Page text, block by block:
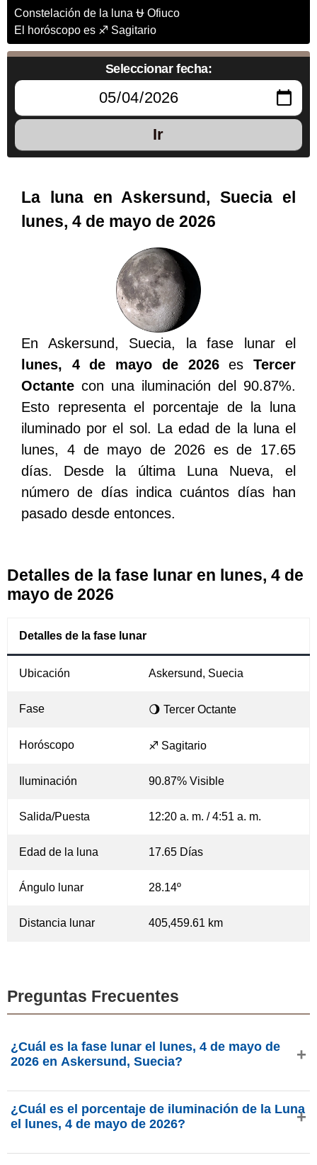
Constelación de la luna ⛎ Ofiuco
El horóscopo es ♐ Sagitario
Seleccionar fecha:
Ir
La luna en Askersund, Suecia el
lunes, 4 de mayo de 2026
En Askersund, Suecia, la fase lunar el
lunes, 4 de mayo de 2026esTercer
Octante con una iluminación del 90.87%.
Esto representa el porcentaje de la luna
iluminado por el sol. La edad de la luna el
lunes, 4 de mayo de 2026 es de 17.65
días. Desde la última Luna Nueva, el
número de días indica cuántos días han
pasado desde entonces.
Detalles de la fase lunar en lunes, 4 de
mayo de 2026
Detalles de la fase lunar
Ubicación Askersund, Suecia
Fase 🌖 Tercer Octante
Horóscopo ♐ Sagitario
Iluminación 90.87% Visible
Salida/Puesta 12:20 a. m. / 4:51 a. m.
Edad de la luna 17.65 Días
Ángulo lunar 28.14º
Distancia lunar 405,459.61 km
Preguntas Frecuentes
¿Cuál es la fase lunar el lunes, 4 de mayo de
2026 en Askersund, Suecia?
Luna está en la fase Tercer Octante con 90.87% de
iluminación, tiene 17.65 días de edad y se encuentra en la
¿Cuál es el porcentaje de iluminación de la Luna
el lunes, 4 de mayo de 2026?